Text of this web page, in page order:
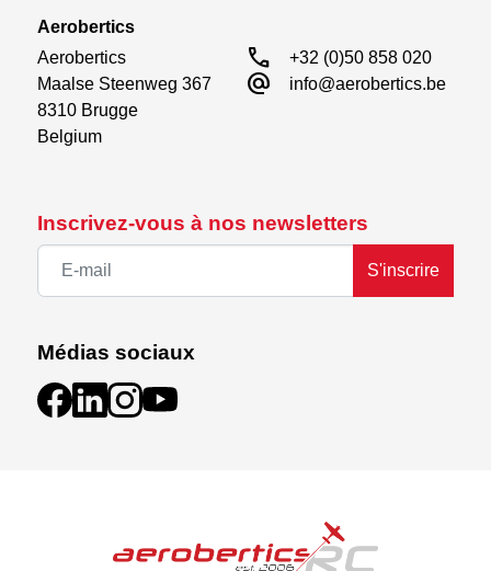
Inscrivez-vous à nos newsletters
S'inscrire
Médias sociaux
Aerobertics
Aerobertics
Maalse Steenweg 367
8310 Brugge
Belgium
call +32 (0)50 858 020
alternate_email info@aerobertics.be